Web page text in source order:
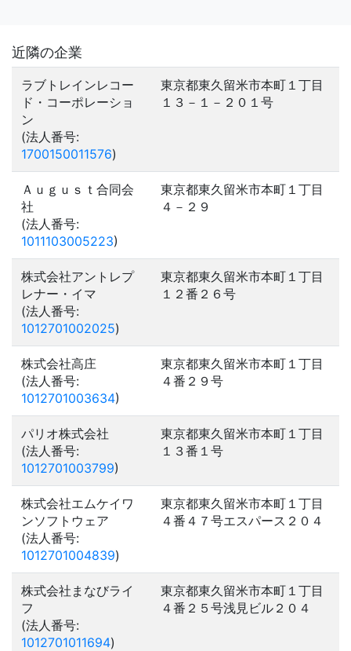
近隣の企業
ラブトレインレコー
ド・コーポレーショ
ン
(法人番号:
1700150011576)
東京都東久留米市本町１丁目
１３－１－２０１号
Ａｕｇｕｓｔ合同会
社
(法人番号:
1011103005223)
東京都東久留米市本町１丁目
４－２９
株式会社アントレプ
レナー・イマ
(法人番号:
1012701002025)
東京都東久留米市本町１丁目
１２番２６号
株式会社高庄
(法人番号:
1012701003634)
東京都東久留米市本町１丁目
４番２９号
パリオ株式会社
(法人番号:
1012701003799)
東京都東久留米市本町１丁目
１３番１号
株式会社エムケイワ
ンソフトウェア
(法人番号:
1012701004839)
東京都東久留米市本町１丁目
４番４７号エスパース２０４
株式会社まなびライ
フ
(法人番号:
1012701011694)
東京都東久留米市本町１丁目
４番２５号浅見ビル２０４